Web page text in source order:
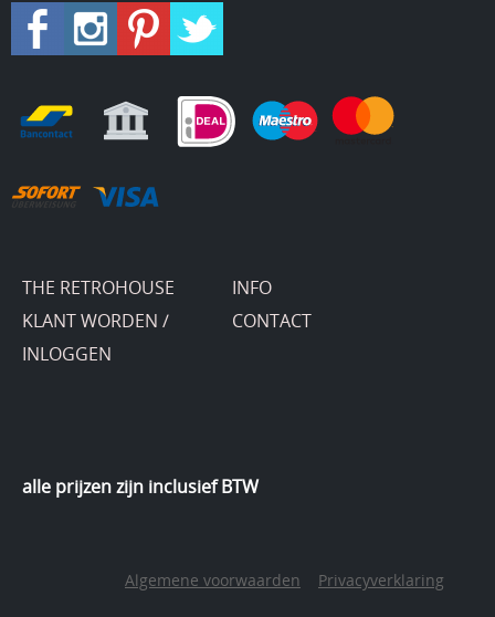
THE RETROHOUSE
INFO
KLANT WORDEN /
INLOGGEN
CONTACT
alle prijzen zijn inclusief BTW
Algemene voorwaarden Privacyverklaring